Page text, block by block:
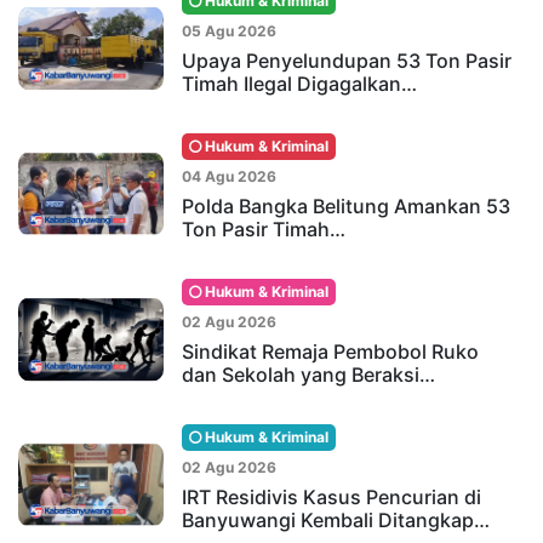
05 Agu 2026
Upaya Penyelundupan 53 Ton Pasir
Timah Ilegal Digagalkan…
Hukum & Kriminal
04 Agu 2026
Polda Bangka Belitung Amankan 53
Ton Pasir Timah…
Hukum & Kriminal
02 Agu 2026
Sindikat Remaja Pembobol Ruko
dan Sekolah yang Beraksi…
Hukum & Kriminal
02 Agu 2026
IRT Residivis Kasus Pencurian di
Banyuwangi Kembali Ditangkap…